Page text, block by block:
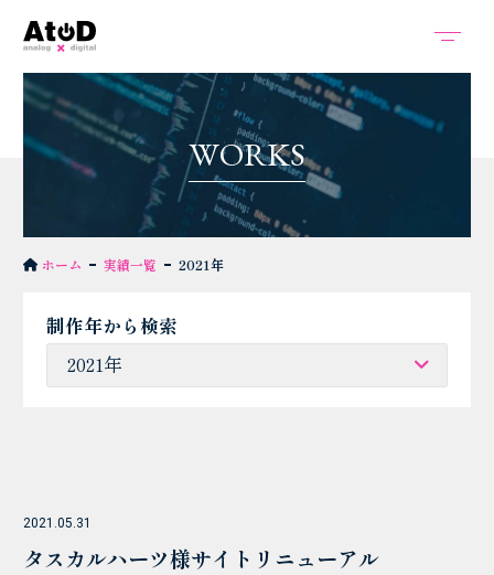
WORKS
ホーム 実績一覧 2021年
制作年から検索
2021.05.31
タスカルハーツ様サイトリニューアル